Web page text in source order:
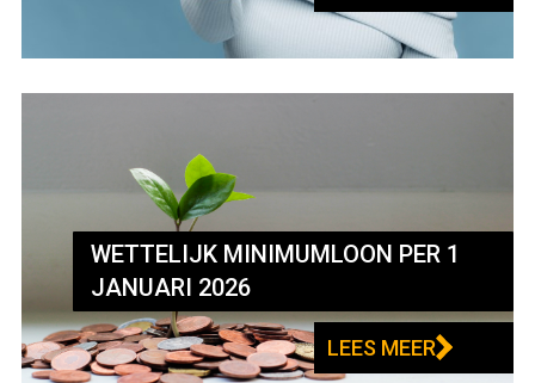
WETTELIJK MINIMUMLOON PER 1
JANUARI 2026
LEES MEER